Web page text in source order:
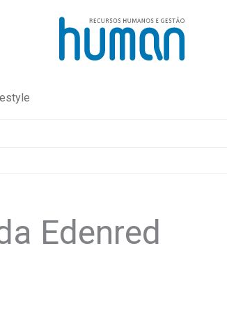
Edenred